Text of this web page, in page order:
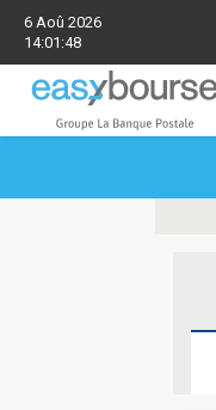
6 Aoû 2026
14:01:48